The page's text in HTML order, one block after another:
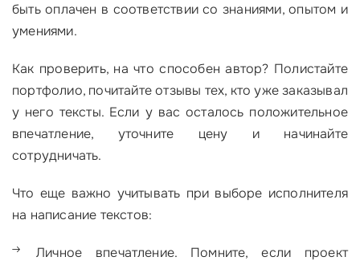
быть оплачен в соответствии со знаниями, опытом и
умениями.
Как проверить, на что способен автор? Полистайте
портфолио, почитайте отзывы тех, кто уже заказывал
у него тексты. Если у вас осталось положительное
впечатление, уточните цену и начинайте
сотрудничать.
Что еще важно учитывать при выборе исполнителя
на написание текстов:
Личное впечатление. Помните, если проект